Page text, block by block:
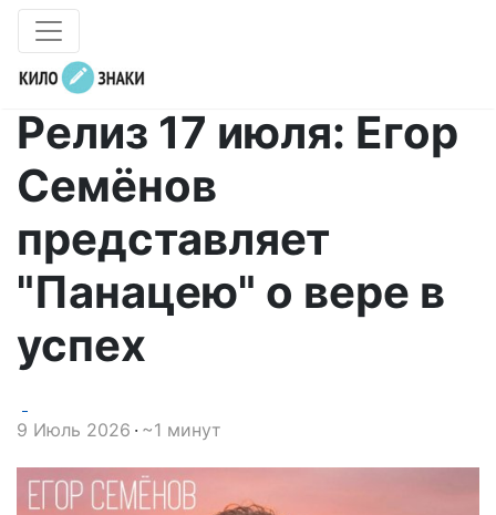
Релиз 17 июля: Егор
Семёнов
представляет
"Панацею" о вере в
успех
9 Июль 2026 ~1 минут